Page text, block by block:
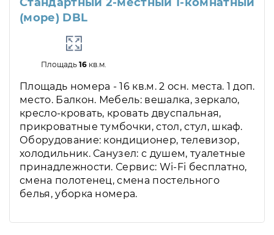
(море) DBL
Площадь16 кв.м.
Площадь номера - 16 кв.м. 2 осн. места. 1 доп.
место. Балкон. Мебель: вешалка, зеркало,
кресло-кровать, кровать двуспальная,
прикроватные тумбочки, стол, стул, шкаф.
Оборудование: кондиционер, телевизор,
холодильник. Санузел: с душем, туалетные
принадлежности. Сервис: Wi-Fi бесплатно,
смена полотенец, смена постельного
белья, уборка номера.